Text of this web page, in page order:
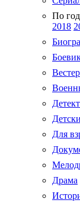
По
2018
Для
Драма